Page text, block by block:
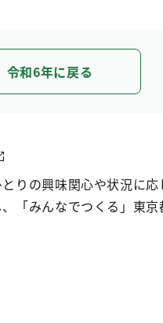
令和6年に戻る
りの興味関心や状況に
「みんなでつくる」東京